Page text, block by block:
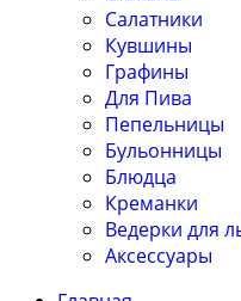
Салатники
Кувшины
Графины
Для Пива
Пепельницы
Бульонницы
Блюдца
Креманки
Ведерки для
Аксессуары